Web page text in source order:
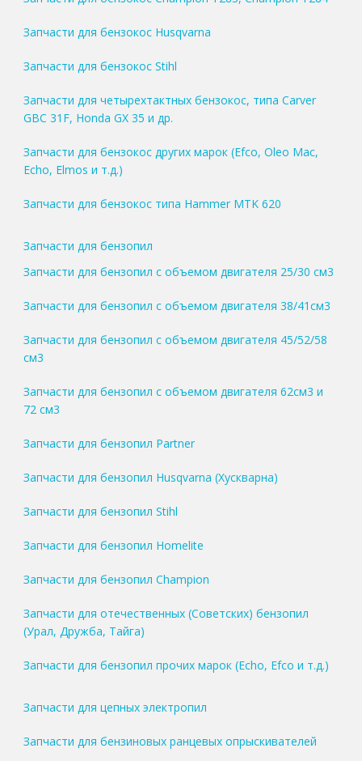
Запчасти для бензокос Husqvarna
Запчасти для бензокос Stihl
Запчасти для четырехтактных бензокос, типа Carver
GBC 31F, Honda GX 35 и др.
Запчасти для бензокос других марок (Efco, Oleo Mac,
Echo, Elmos и т.д.)
Запчасти для бензокос типа Hammer MTK 620
Запчасти для бензопил
Запчасти для бензопил с объемом двигателя 25/30 см3
Запчасти для бензопил с объемом двигателя 38/41см3
Запчасти для бензопил с объемом двигателя 45/52/58
см3
Запчасти для бензопил с объемом двигателя 62см3 и
72 см3
Запчасти для бензопил Partner
Запчасти для бензопил Husqvarna (Хускварна)
Запчасти для бензопил Stihl
Запчасти для бензопил Homelite
Запчасти для бензопил Champion
Запчасти для отечественных (Советских) бензопил
(Урал, Дружба, Тайга)
Запчасти для бензопил прочих марок (Echo, Efco и т.д.)
Запчасти для цепных электропил
Запчасти для бензиновых ранцевых опрыскивателей